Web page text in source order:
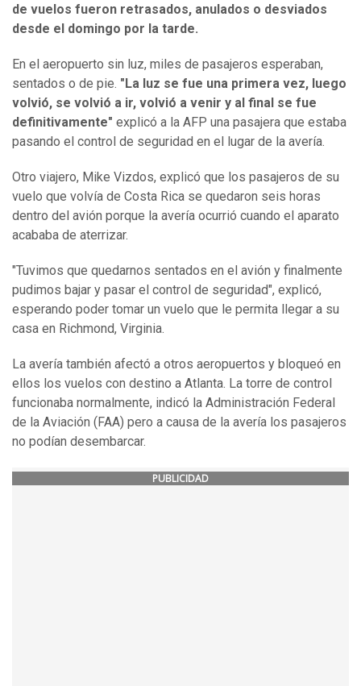
de vuelos fueron retrasados, anulados o desviados
desde el domingo por la tarde.
En el aeropuerto sin luz, miles de pasajeros esperaban,
sentados o de pie. "La luz se fue una primera vez, luego
volvió, se volvió a ir, volvió a venir y al final se fue
definitivamente" explicó a la AFP una pasajera que estaba
pasando el control de seguridad en el lugar de la avería.
Otro viajero, Mike Vizdos, explicó que los pasajeros de su
vuelo que volvía de Costa Rica se quedaron seis horas
dentro del avión porque la avería ocurrió cuando el aparato
acababa de aterrizar.
"Tuvimos que quedarnos sentados en el avión y finalmente
pudimos bajar y pasar el control de seguridad", explicó,
esperando poder tomar un vuelo que le permita llegar a su
casa en Richmond, Virginia.
La avería también afectó a otros aeropuertos y bloqueó en
ellos los vuelos con destino a Atlanta. La torre de control
funcionaba normalmente, indicó la Administración Federal
de la Aviación (FAA) pero a causa de la avería los pasajeros
no podían desembarcar.
PUBLICIDAD